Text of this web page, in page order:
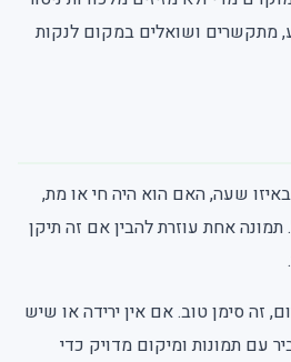
מתקשרים ושואלים במקום לנקות
שעה, האם הוא היה חי או מת,
אחת עוזרת להבין אם זה תיקן
זה סימן טוב. אם אין ירידה או שיש
עם תמונות ומיקום מדויק כדי